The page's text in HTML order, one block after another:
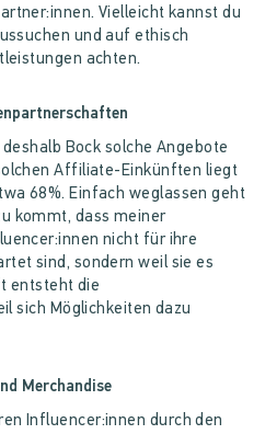
Vielleicht kannst du
und auf ethisch
achten.
Bock solche Angebote
Affiliate-Einkünften liegt
68%. Einfach weglassen geht
kommt, dass meiner
nicht für ihre
sind, sondern weil sie es
entsteht die
sich Möglichkeiten dazu
Merchandise
Influencer:innen durch den